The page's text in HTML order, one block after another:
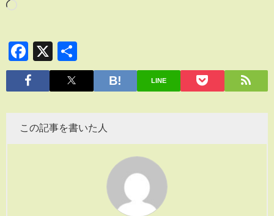
Facebook
X
有
LINE
この記事を書いた人